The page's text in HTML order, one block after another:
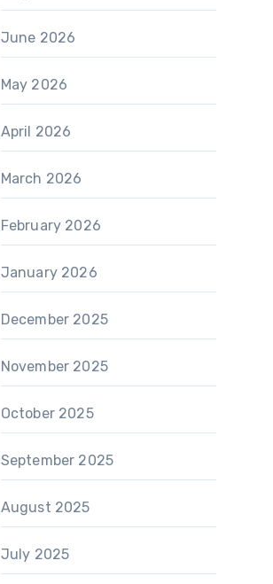
June 2026
May 2026
April 2026
March 2026
February 2026
January 2026
December 2025
November 2025
October 2025
September 2025
August 2025
July 2025